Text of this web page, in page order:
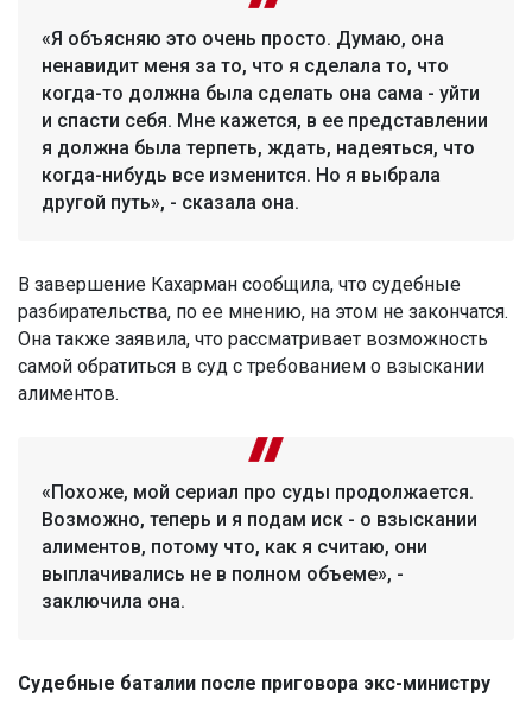
«Я объясняю это очень просто. Думаю, она
ненавидит меня за то, что я сделала то, что
когда-то должна была сделать она сама - уйти
и спасти себя. Мне кажется, в ее представлении
я должна была терпеть, ждать, надеяться, что
когда-нибудь все изменится. Но я выбрала
другой путь», - сказала она.
В завершение Кахарман сообщила, что судебные
разбирательства, по ее мнению, на этом не закончатся.
Она также заявила, что рассматривает возможность
самой обратиться в суд с требованием о взыскании
алиментов.
«Похоже, мой сериал про суды продолжается.
Возможно, теперь и я подам иск - о взыскании
алиментов, потому что, как я считаю, они
выплачивались не в полном объеме», -
заключила она.
Судебные баталии после приговора экс-министру